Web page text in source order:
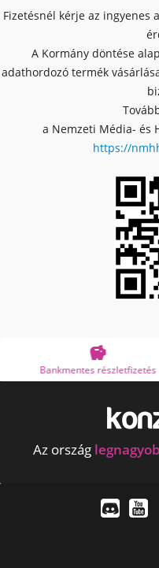
Fizetésnél kérje az ingyenes
A Kormány döntése
adathordozó termék
a Nemzeti Média- és
https://

Bankmentes részletfizetés
Az ország